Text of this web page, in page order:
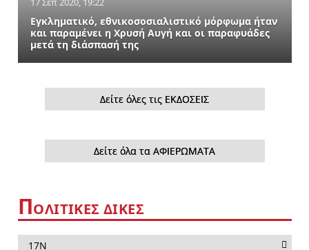
Εγκληματικό, εθνικοσοσιαλιστικό μόρφωμα ήταν
και παραμένει η Χρυσή Αυγή και οι παραφυάδες
μετά τη διάσπασή της
Δείτε όλες τις ΕΚΔΟΣΕΙΣ
Δείτε όλα τα ΑΦΙΕΡΩΜΑΤΑ
ΠΟΛΙΤΙΚΈΣ ΔΊΚΕΣ
17Ν